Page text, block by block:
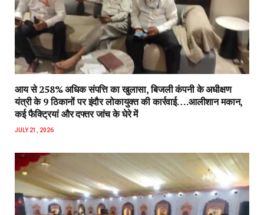
आय से 258% अधिक संपत्ति का खुलासा, बिजली कंपनी के अधीक्षण
यंत्री के 9 ठिकानों पर इंदौर लोकायुक्त की कार्रवाई….आलीशान मकान,
कई फैक्ट्रियां और दफ्तर जांच के घेरे में
JULY 21, 2026